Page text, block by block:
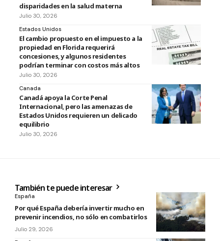
disparidades en la salud materna
Julio 30, 2026
Estados Unidos
El cambio propuesto en el impuesto a la
propiedad en Florida requerirá
concesiones, y algunos residentes
podrían terminar con costos más altos
Julio 30, 2026
Canada
Canadá apoya la Corte Penal
Internacional, pero las amenazas de
Estados Unidos requieren un delicado
equilibrio
Julio 30, 2026
También te puede interesar
España
Por qué España debería invertir mucho en
prevenir incendios, no sólo en combatirlos
Julio 29, 2026